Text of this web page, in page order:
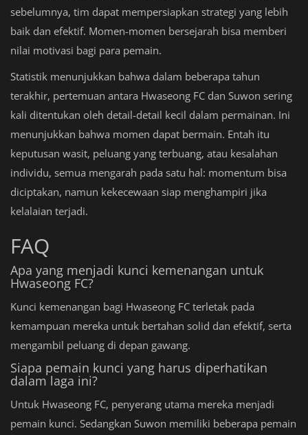
sebelumnya, tim dapat mempersiapkan strategi yang lebih
baik dan efektif. Momen-momen bersejarah bisa memberi
nilai motivasi bagi para pemain.
Statistik menunjukkan bahwa dalam beberapa tahun
terakhir, pertemuan antara Hwaseong FC dan Suwon sering
kali ditentukan oleh detail-detail kecil dalam permainan. Ini
menunjukkan bahwa momen dapat bermain. Entah itu
keputusan wasit, peluang yang terbuang, atau kesalahan
individu, semua mengarah pada satu hal: momentum bisa
diciptakan, namun kekecewaan siap menghampiri jika
kelalaian terjadi.
FAQ
Apa yang menjadi kunci kemenangan untuk
Hwaseong FC?
Kunci kemenangan bagi Hwaseong FC terletak pada
kemampuan mereka untuk bertahan solid dan efektif, serta
mengambil peluang di depan gawang.
Siapa pemain kunci yang harus diperhatikan
dalam laga ini?
Untuk Hwaseong FC, penyerang utama mereka menjadi
pemain kunci. Sedangkan Suwon memiliki beberapa pemain